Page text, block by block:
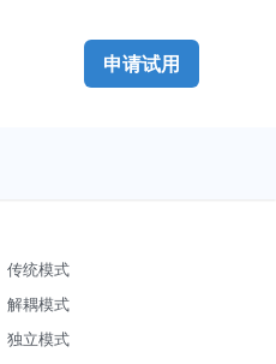
申请试用
传统模式
解耦模式
独立模式